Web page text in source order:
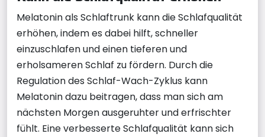
Melatonin als Schlaftrunk kann die Schlafqualität
erhöhen, indem es dabei hilft, schneller
einzuschlafen und einen tieferen und
erholsameren Schlaf zu fördern. Durch die
Regulation des Schlaf-Wach-Zyklus kann
Melatonin dazu beitragen, dass man sich am
nächsten Morgen ausgeruhter und erfrischter
fühlt. Eine verbesserte Schlafqualität kann sich